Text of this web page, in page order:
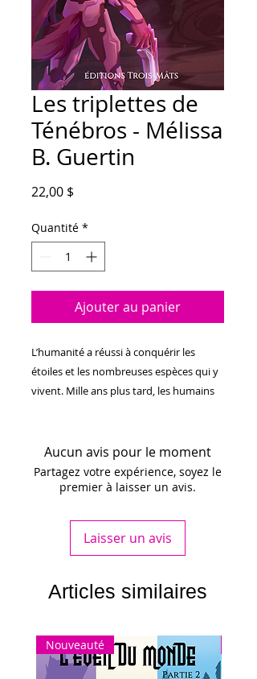
Les triplettes de
Ténébros - Mélissa
B. Guertin
22,00 $
Quantité *
Ajouter au panier
L’humanité a réussi à conquérir les
étoiles et les nombreuses espèces qui y
vivent. Mille ans plus tard, les humains
rumeurs naissent. Des craintes
renaissent. Agathe, enfant paria et
dernière de son espèce, porte sur elle les
son odyssée dans une galaxie qui ne
veut pas d’elle.
​Sur Ténébros, il n’y a pas d’arbre. Les
champignons dominent les ossements
Ténébros, trois sœurs sont prêtes à tout
pour protéger leur petit trésor adoptif.
Aucun avis pour le moment
Partagez votre expérience, soyez le
premier à laisser un avis.
Laisser un avis
Articles similaires
Nouveauté